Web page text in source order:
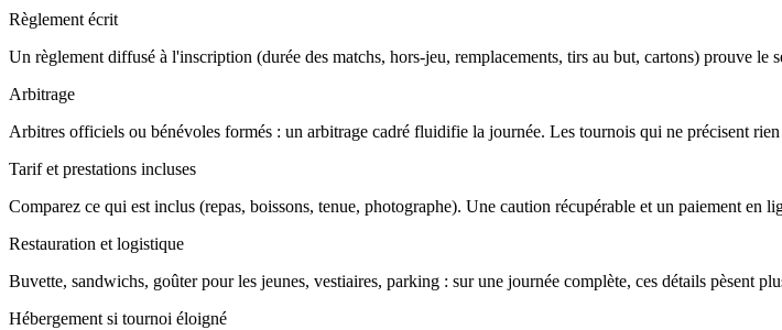
Règlement écrit
Un règlement diffusé à l'inscription (durée des matchs, hors-jeu, remplacements, tirs au but, cartons) prouve le
Arbitrage
Arbitres officiels ou bénévoles formés : un arbitrage cadré fluidifie la journée. Les tournois qui ne précisent
Tarif et prestations incluses
Comparez ce qui est inclus (repas, boissons, tenue, photographe). Une caution récupérable et un paiement en
Restauration et logistique
Buvette, sandwichs, goûter pour les jeunes, vestiaires, parking : sur une journée complète, ces détails pèsent
Hébergement si tournoi éloigné